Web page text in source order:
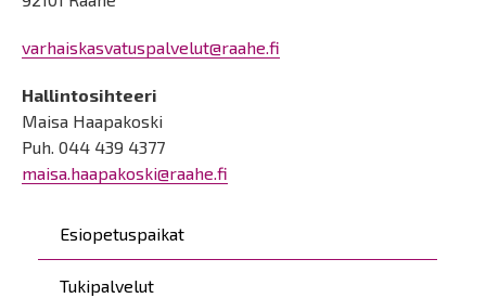
Päävalikko
Esiopetuspaikat
Tukipalvelut
varhaiskasvatuspalvelut@raahe.fi
Hallintosihteeri
Maisa Haapakoski
Puh. 044 439 4377
maisa.haapakoski@raahe.fi